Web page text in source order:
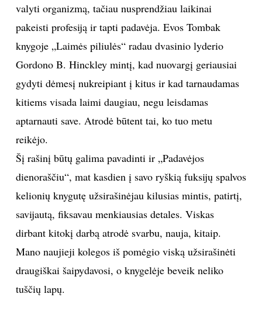
TEATRAS
SPORTAS
FOTOGRAFIJA
ORAI
ĮDOMYBĖS
ISTORIJA
INTERJERAS
valyti organizmą, tačiau nusprendžiau laikinai
pakeisti profesiją ir tapti padavėja. Evos Tombak
knygoje „Laimės piliulės“ radau dvasinio lyderio
Gordono B. Hinckley mintį, kad nuovargį geriausiai
gydyti dėmesį nukreipiant į kitus ir kad tarnaudamas
kitiems visada laimi daugiau, negu leisdamas
aptarnauti save. Atrodė būtent tai, ko tuo metu
reikėjo.
Šį rašinį būtų galima pavadinti ir „Padavėjos
dienoraščiu“, mat kasdien į savo ryškią fuksijų spalvos
kelionių knygutę užsirašinėjau kilusias mintis, patirtį,
savijautą, fiksavau menkiausias detales. Viskas
dirbant kitokį darbą atrodė svarbu, nauja, kitaip.
Mano naujieji kolegos iš pomėgio viską užsirašinėti
draugiškai šaipydavosi, o knygelėje beveik neliko
tuščių lapų.